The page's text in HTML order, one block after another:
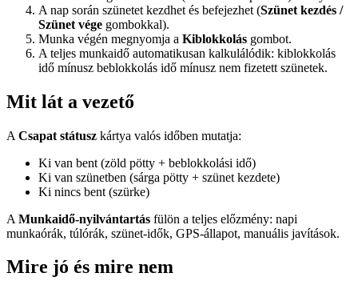
A nap során szünetet kezdhet és befejezhet (Szünet kezdés /
Szünet vége gombokkal).
Munka végén megnyomja a Kiblokkolás gombot.
A teljes munkaidő automatikusan kalkulálódik: kiblokkolás
idő mínusz beblokkolás idő mínusz nem fizetett szünetek.
Mit lát a vezető
A Csapat státusz kártya valós időben mutatja:
Ki van bent (zöld pötty + beblokkolási idő)
Ki van szünetben (sárga pötty + szünet kezdete)
Ki nincs bent (szürke)
A Munkaidő-nyilvántartás fülön a teljes előzmény: napi
munkaórák, túlórák, szünet-idők, GPS-állapot, manuális javítások.
Mire jó és mire nem